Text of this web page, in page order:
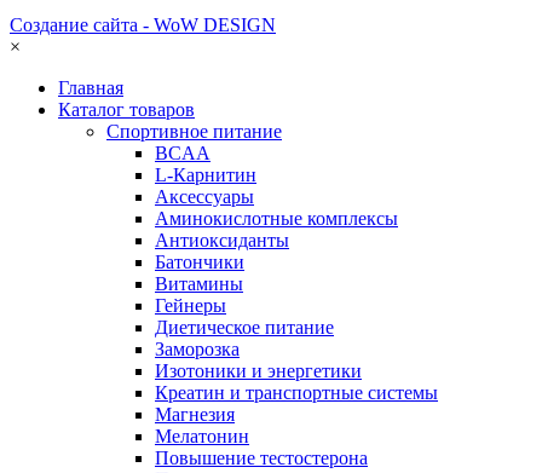
Создание сайта - WoW DESIGN
×
Главная
Каталог товаров
Спортивное питание
BCAA
L-Карнитин
Аксессуары
Аминокислотные комплексы
Антиоксиданты
Батончики
Витамины
Гейнеры
Диетическое питание
Заморозка
Изотоники и энергетики
Креатин и транспортные системы
Магнезия
Мелатонин
Повышение тестостерона